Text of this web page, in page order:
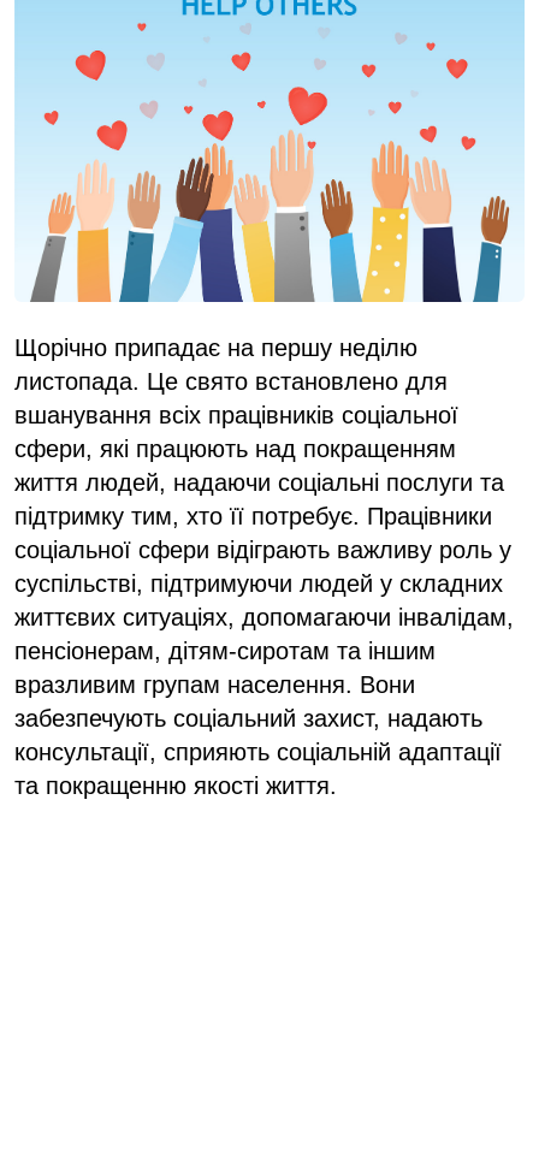
Щорічно припадає на першу неділю
листопада. Це свято встановлено для
вшанування всіх працівників соціальної
сфери, які працюють над покращенням
життя людей, надаючи соціальні послуги та
підтримку тим, хто її потребує. Працівники
соціальної сфери відіграють важливу роль у
суспільстві, підтримуючи людей у складних
життєвих ситуаціях, допомагаючи інвалідам,
пенсіонерам, дітям-сиротам та іншим
вразливим групам населення. Вони
забезпечують соціальний захист, надають
консультації, сприяють соціальній адаптації
та покращенню якості життя.